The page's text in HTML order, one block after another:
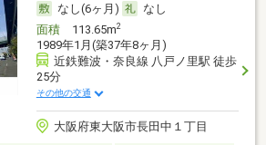
なし(6ヶ月)
なし
面積113.65m2
1989年1月(築37年8ヶ月)
近鉄難波・奈良線 八戸ノ里駅 徒歩
25分
その他の交通
大阪府東大阪市長田中１丁目